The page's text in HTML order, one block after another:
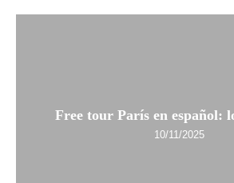
Free tour París en español:
10/11/2025